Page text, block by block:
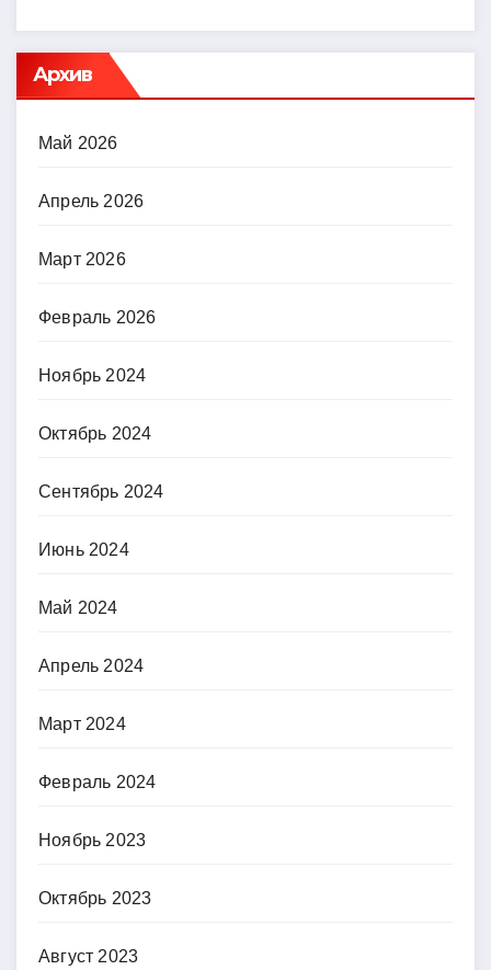
Архив
Май 2026
Апрель 2026
Март 2026
Февраль 2026
Ноябрь 2024
Октябрь 2024
Сентябрь 2024
Июнь 2024
Май 2024
Апрель 2024
Март 2024
Февраль 2024
Ноябрь 2023
Октябрь 2023
Август 2023